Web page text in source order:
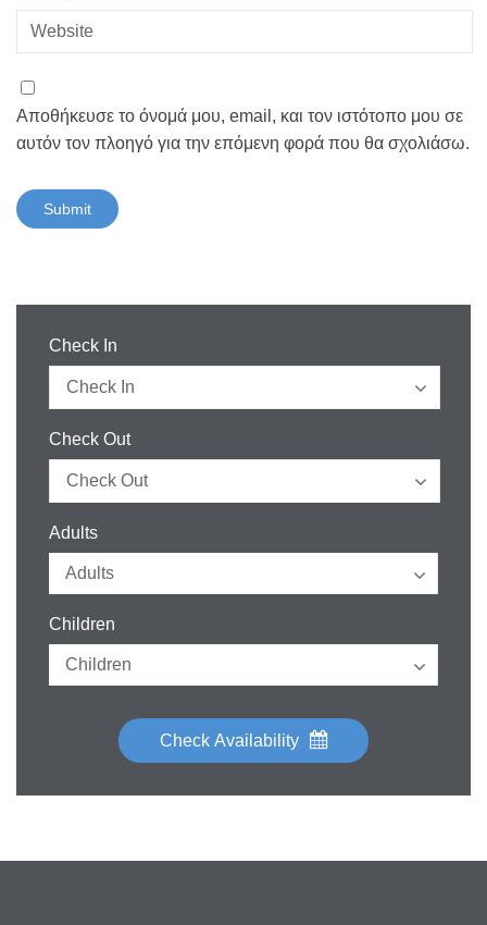
Αποθήκευσε το όνομά μου, email, και τον ιστότοπο μου σε
αυτόν τον πλοηγό για την επόμενη φορά που θα σχολιάσω.
Check In
Check Out
Adults
Children
Check Availability